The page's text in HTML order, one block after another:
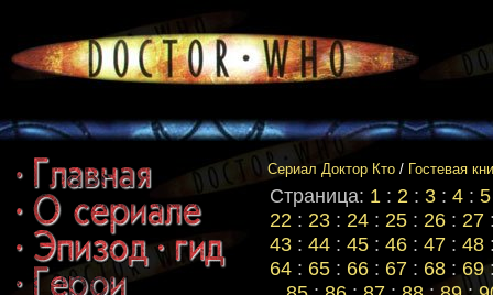
Сериал Доктор Кто / Гостевая
Страница: 1 : 2 : 3 : 4 : 5
22 : 23 : 24 : 25 : 26 : 27
43 : 44 : 45 : 46 : 47 : 48
64 : 65 : 66 : 67 : 68 : 69